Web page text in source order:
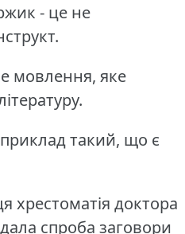
- це не
мовлення, яке
такий, що є
хрестоматія доктора
спроба заговори